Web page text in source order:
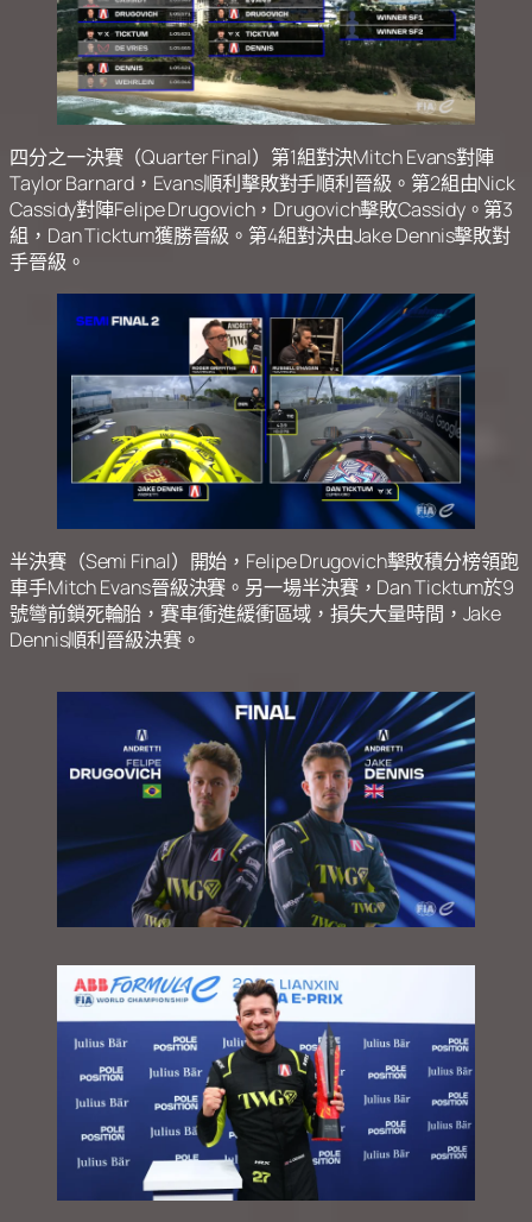
四分之一決賽（Quarter Final）第1組對決Mitch Evans對陣
Taylor Barnard，Evans順利擊敗對手順利晉級。第2組由Nick
Cassidy對陣Felipe Drugovich，Drugovich擊敗Cassidy。第3
組，Dan Ticktum獲勝晉級。第4組對決由Jake Dennis擊敗對
手晉級。
半決賽（Semi Final）開始，Felipe Drugovich擊敗積分榜領跑
車手Mitch Evans晉級決賽。另一場半決賽，Dan Ticktum於9
號彎前鎖死輪胎，賽車衝進緩衝區域，損失大量時間，Jake
Dennis順利晉級決賽。